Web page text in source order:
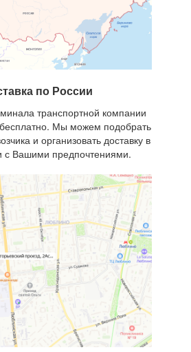
по России
транспортной компании
Мы можем подобрать
и организовать доставку в
с Вашими предпочтениями.